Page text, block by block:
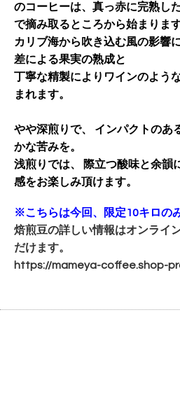
のコーヒーは、 真っ赤に完熟し
で摘み取るところから始ま りま
カリブ海から吹き込む風の影響
差による果実の熟成と
丁寧な精製によりワインのよう
まれます。
やや深煎りで、 インパクトのあ
かな苦みを。
浅煎りでは、 際立つ酸味と余韻
感をお楽しみ頂けます。
※こちらは今回、限定10キロの
焙煎豆の詳しい情報はオンライ
だけます。
https://mameya-coffee.shop-